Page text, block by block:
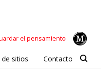
el pensamiento
de sitios Contacto